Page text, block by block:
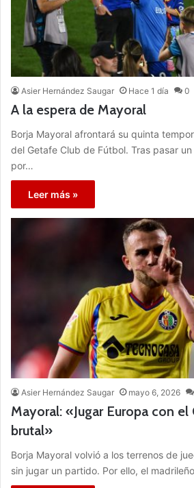
Asier Hernández Saugar Hace 1 día 0
A la espera de Mayoral
Borja Mayoral afrontará su quinta
del Getafe Club de Fútbol. Tras pasar
por…
Leer más »
Asier Hernández Saugar mayo 6, 2026
Mayoral: «Jugar Europa con
brutal»
Borja Mayoral volvió a los terrenos de
sin jugar un partido. Por ello, el